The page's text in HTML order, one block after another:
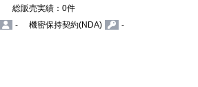
総販売実績：0件
- 機密保持契約(NDA) -